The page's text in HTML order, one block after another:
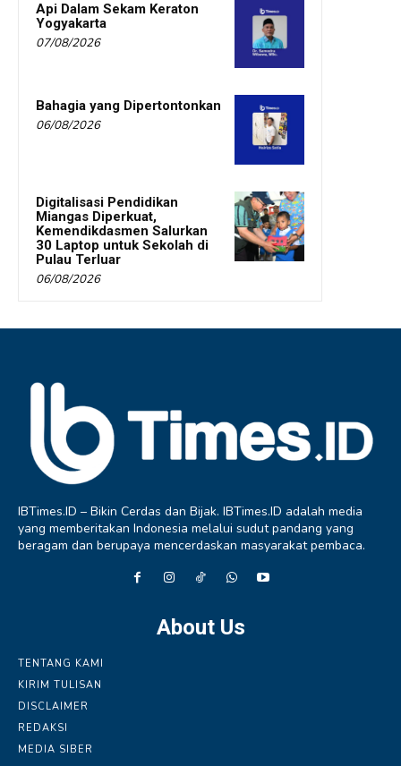
Api Dalam Sekam Keraton
Yogyakarta
07/08/2026
Bahagia yang Dipertontonkan
06/08/2026
Digitalisasi Pendidikan
Miangas Diperkuat,
Kemendikdasmen Salurkan
30 Laptop untuk Sekolah di
Pulau Terluar
06/08/2026
IBTimes.ID – Bikin Cerdas dan Bijak. IBTimes.ID adalah media
yang memberitakan Indonesia melalui sudut pandang yang
beragam dan berupaya mencerdaskan masyarakat pembaca.
About Us
TENTANG KAMI
KIRIM TULISAN
DISCLAIMER
REDAKSI
MEDIA SIBER